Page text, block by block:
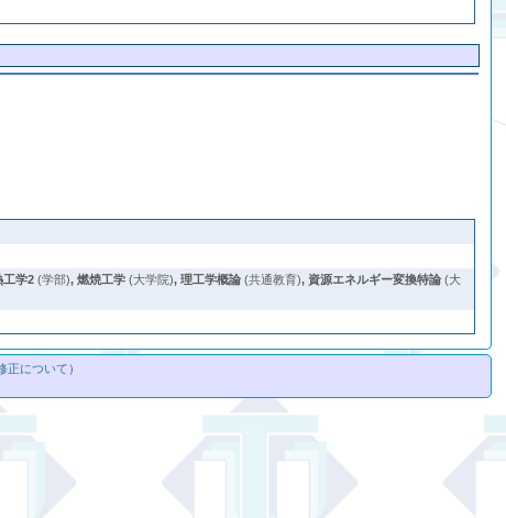
工学2 (学部),燃焼工学 (大学院),理工学概論 (共通教育), 資源エネルギー変換特論 (大
正について ）